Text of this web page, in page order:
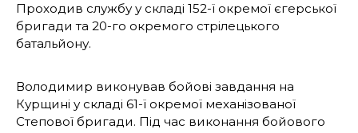
Проходив службу у складі 152-ї окремої єгерської
бригади та 20-го окремого стрілецького
батальйону.
Володимир виконував бойові завдання на
Курщині у складі 61-ї окремої механізованої
Степової бригади. Під час виконання бойового